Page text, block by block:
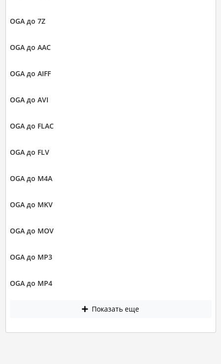
OGA до 7Z
OGA до AAC
OGA до AIFF
OGA до AVI
OGA до FLAC
OGA до FLV
OGA до M4A
OGA до MKV
OGA до MOV
OGA до MP3
OGA до MP4
Показать еще